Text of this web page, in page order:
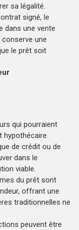
sa légalité.
signé, le
dans une vente
conserve une
le prêt soit
qui pourraient
hypothécaire
de crédit ou de
dans le
viable.
du prêt sont
offrant une
traditionnelles ne
peuvent être